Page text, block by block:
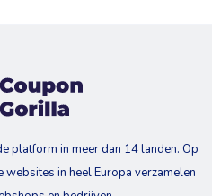
platform in meer dan 14 landen. Op
in heel Europa verzamelen